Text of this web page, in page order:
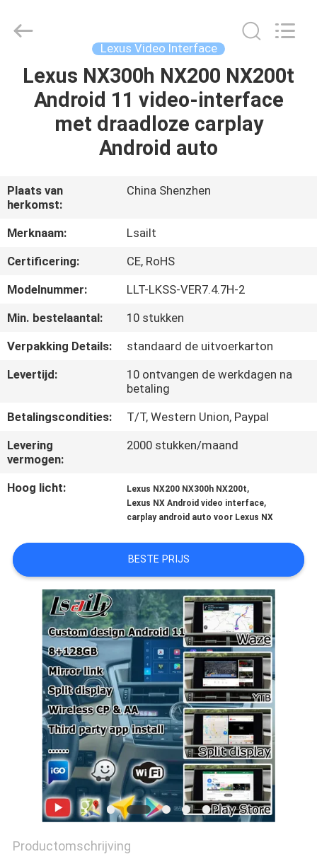
HUIS
PRODUCTEN
ONGEVEER
ONS
FABRIEKSREIS
KWALITEITSCONTROLE
CONTACTEER
NIEUWS
GEVALLEN
PRIVACY
POLICY
Automobile
Electron
Lexus Video Interface
Lexus NX300h NX200 NX200t
Android 11 video-interface
met draadloze carplay
Android auto
Plaats van
herkomst:
China Shenzhen
Merknaam:
Lsailt
Certificering:
CE, RoHS
Modelnummer:
LLT-LKSS-VER7.4.7H-2
Min. bestelaantal:
10 stukken
Verpakking Details:
standaard de uitvoerkarton
Levertijd:
10 ontvangen de werkdagen na
betaling
Betalingscondities:
T/T, Western Union, Paypal
Levering
vermogen:
2000 stukken/maand
Hoog licht: Lexus NX200 NX300h NX200t,
Lexus NX Android video interface,
carplay android auto voor Lexus NX
BESTE PRIJS
Productomschrijving